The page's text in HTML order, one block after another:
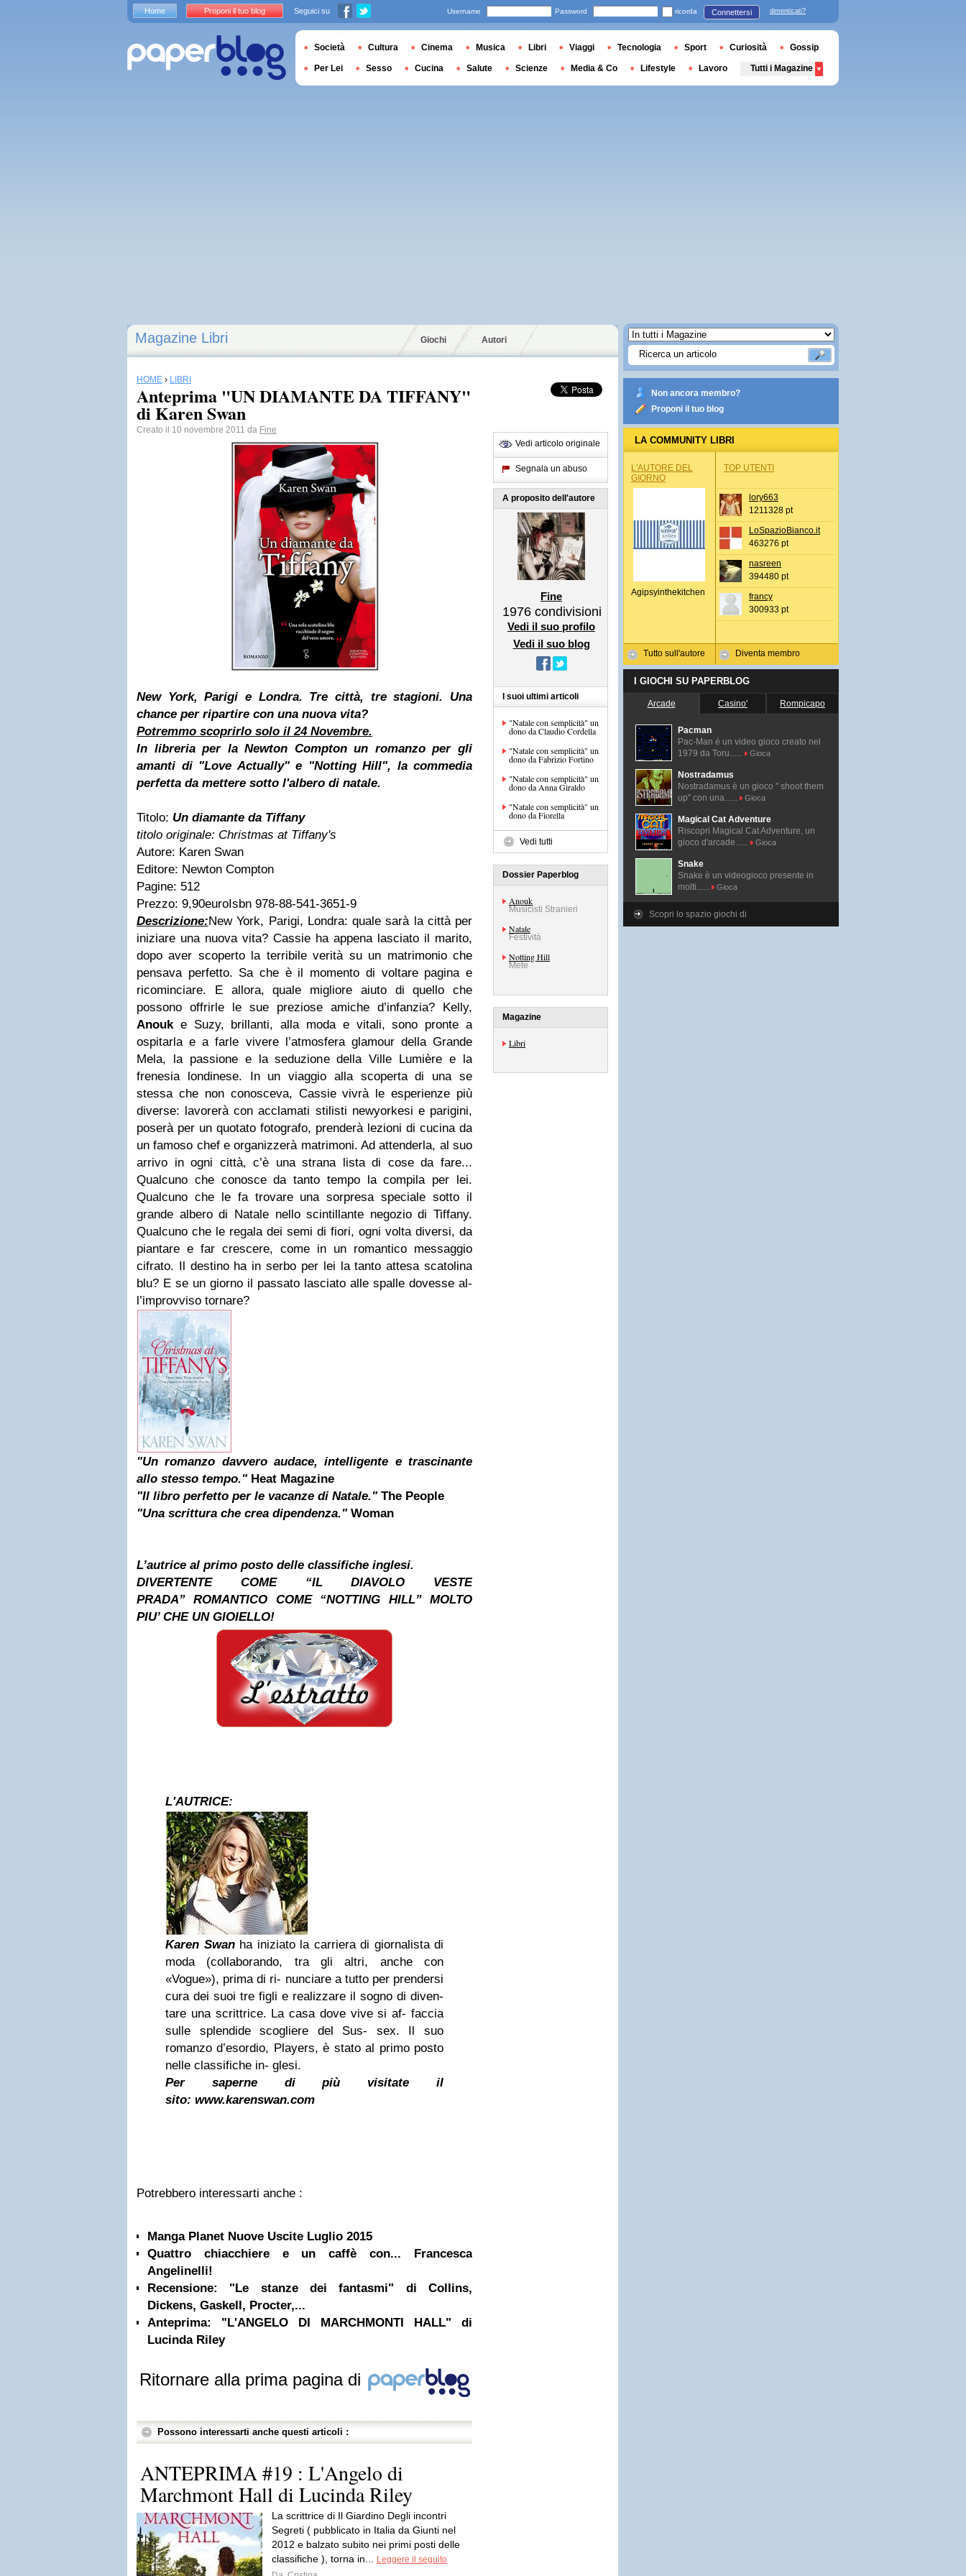
Magazine Libri Giochi Autori
HOME › LIBRI
Anteprima "UN DIAMANTE DA TIFFANY"
di Karen Swan
Creato il 10 novembre 2011 da Fine
New York, Parigi e Londra. Tre città, tre stagioni. Una
chance per ripartire con una nuova vita?
Potremmo scoprirlo solo il24 Novembre.
In libreria per laNewton Comptonun romanzo per gli
amanti di "Love Actually" e "Notting Hill", la commedia
perfetta da mettere sotto l'albero di natale.
Titolo: Un diamante da Tiffany
titolo originale: Christmas at Tiffany's
Autore: Karen Swan
Editore: Newton Compton
Pagine: 512
Prezzo: 9,90euroIsbn 978-88-541-3651-9
Descrizione:New York, Parigi, Londra: quale sarà la città per
iniziare una nuova vita? Cassie ha appena lasciato il marito,
dopo aver scoperto la terribile verità su un matrimonio che
pensava perfetto. Sa che è il momento di voltare pagina e
ricominciare. E allora, quale migliore aiuto di quello che
possono offrirle le sue preziose amiche d’infanzia? Kelly,
Anouke Suzy, brillanti, alla moda e vitali, sono pronte a
ospitarla e a farle vivere l’atmosfera glamour della Grande
Mela, la passione e la seduzione della Ville Lumière e la
frenesia londinese. In un viaggio alla scoperta di una se
stessa che non conosceva, Cassie vivrà le esperienze più
diverse: lavorerà con acclamati stilisti newyorkesi e parigini,
poserà per un quotato fotografo, prenderà lezioni di cucina da
un famoso chef e organizzerà matrimoni. Ad attenderla, al suo
arrivo in ogni città, c’è una strana lista di cose da fare...
Qualcuno che conosce da tanto tempo la compila per lei.
Qualcuno che le fa trovare una sorpresa speciale sotto il
grande albero di Natale nello scintillante negozio di Tiffany.
Qualcuno che le regala dei semi di fiori, ogni volta diversi, da
piantare e far crescere, come in un romantico messaggio
cifrato. Il destino ha in serbo per lei la tanto attesa scatolina
blu? E se un giorno il passato lasciato alle spalle dovesse al-
l’improvviso tornare?
"Un romanzo davvero audace, intelligente e trascinante
allo stesso tempo." Heat Magazine
"Il libro perfetto per le vacanze di Natale."The People
"Una scrittura che crea dipendenza."Woman
L’autrice al primo posto delle classifiche inglesi.
DIVERTENTE COME “IL DIAVOLO VESTE
PRADA”ROMANTICO COME “NOTTING HILL”MOLTO
PIU’ CHE UN GIOIELLO!
L'AUTRICE:
Karen Swanha iniziato la carriera di giornalista di
moda (collaborando, tra gli altri, anche con
«Vogue»), prima di ri- nunciare a tutto per prendersi
cura dei suoi tre figli e realizzare il sogno di diven-
tare una scrittrice. La casa dove vive si af- faccia
sulle splendide scogliere del Sus- sex. Il suo
romanzo d’esordio, Players, è stato al primo posto
nelle classifiche in- glesi.
Per saperne di più visitate il
sito: www.karenswan.com
Potrebbero interessarti anche :
Manga Planet Nuove Uscite Luglio 2015
Quattro chiacchiere e un caffè con... Francesca
Angelinelli!
Recensione: "Le stanze dei fantasmi" di Collins,
Dickens, Gaskell, Procter,...
Anteprima: "L'ANGELO DI MARCHMONTI HALL" di
Lucinda Riley
Ritornare alla prima pagina di
Possono interessarti anche questi articoli :
ANTEPRIMA #19 : L'Angelo di
Marchmont Hall di Lucinda Riley
La scrittrice di Il Giardino Degli incontri
Segreti ( pubblicato in Italia da Giunti nel
2012 e balzato subito nei primi posti delle
classifiche ), torna in...
Leggere il seguito
Vedi articolo originale
Segnala un abuso
A proposito dell'autore
Fine
1976 condivisioni
Vedi il suo profilo
Vedi il suo blog
I suoi ultimi articoli
"Natale con semplicità" un
dono da Claudio Cordella
"Natale con semplicità" un
dono da Fabrizio Fortino
"Natale con semplicità" un
dono da Anna Giraldo
"Natale con semplicità" un
dono da Fiorella
Vedi tutti
Dossier Paperblog
Anouk
Musicisti Stranieri
Natale
Festività
Notting Hill
Mete
Magazine
Libri
Non ancora membro?
Proponi il tuo blog
LA COMMUNITY LIBRI
L'AUTORE DEL
GIORNO
Agipsyinthekitchen
Tutto sull'autore
TOP UTENTI
lory663
1211328 pt
LoSpazioBianco.it
463276 pt
nasreen
394480 pt
francy
300933 pt
Diventa membro
I GIOCHI SU PAPERBLOG
Arcade Casino' Rompicapo
Pacman
Pac-Man é un video gioco creato nel
1979 da Toru......
Gioca
Nostradamus
Nostradamus è un gioco " shoot them
up" con una......
Gioca
Magical Cat Adventure
Riscopri Magical Cat Adventure, un
gioco d'arcade......
Gioca
Snake
Snake è un videogioco presente in
molti......
Gioca
Scopri lo spazio giochi di
Home Proponi il tuo blog Seguici su Username Password ricorda Connettersi dimenticati?
Società Cultura Cinema Musica Libri Viaggi Tecnologia Sport Curiosità Gossip
Per Lei Sesso Cucina Salute Scienze Media & Co Lifestyle Lavoro Tutti i Magazine